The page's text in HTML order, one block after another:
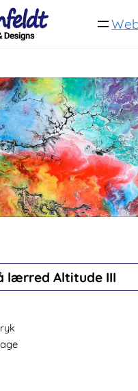
lærred Altitude III